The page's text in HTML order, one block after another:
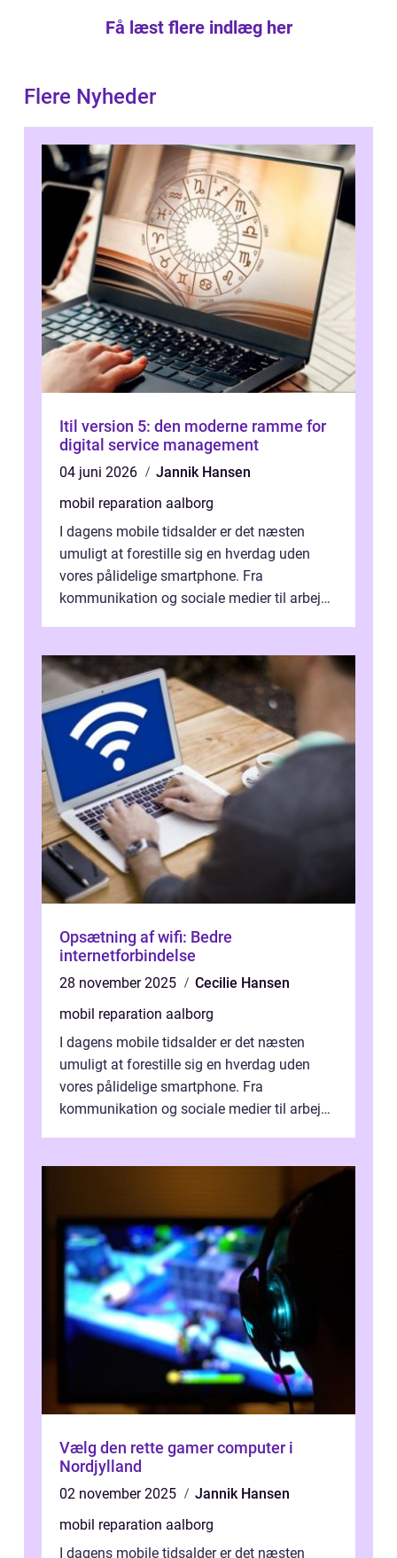
Få læst flere indlæg her
Flere Nyheder
Itil version 5: den moderne ramme for
digital service management
04 juni 2026
Jannik Hansen
mobil reparation aalborg
I dagens mobile tidsalder er det næsten
umuligt at forestille sig en hverdag uden
vores pålidelige smartphone. Fra
kommunikation og sociale medier til arbejde
Opsætning af wifi: Bedre
internetforbindelse
28 november 2025
Cecilie Hansen
mobil reparation aalborg
I dagens mobile tidsalder er det næsten
umuligt at forestille sig en hverdag uden
vores pålidelige smartphone. Fra
kommunikation og sociale medier til arbejde
Vælg den rette gamer computer i
Nordjylland
02 november 2025
Jannik Hansen
mobil reparation aalborg
I dagens mobile tidsalder er det næsten